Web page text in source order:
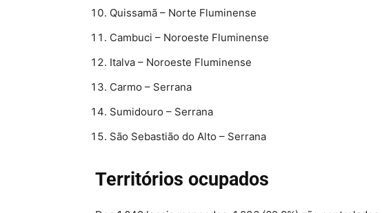
Quissamã – Norte Fluminense
Cambuci – Noroeste Fluminense
Italva – Noroeste Fluminense
Carmo – Serrana
Sumidouro – Serrana
São Sebastião do Alto – Serrana
Territórios ocupados